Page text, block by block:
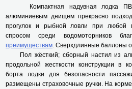
Компактная надувная лодка
алюминиевым днищем прекрасно
прогулок и рыбной ловли при любой
спросом среди водомоторников
преимуществам. Сверхдлинные баллоны
Пол жёсткий; сборный настил из
продольной жесткости конструкции в
борта лодки для безопасности
размещены страховочные ручки. На